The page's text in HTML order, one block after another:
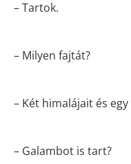
– Tartok.
– Milyen fajtát?
– Két himalájait és
– Galambot is tart?